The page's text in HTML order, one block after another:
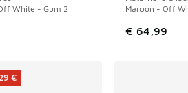
White - Gum 2
Maroon - Off
€ 64,99
€